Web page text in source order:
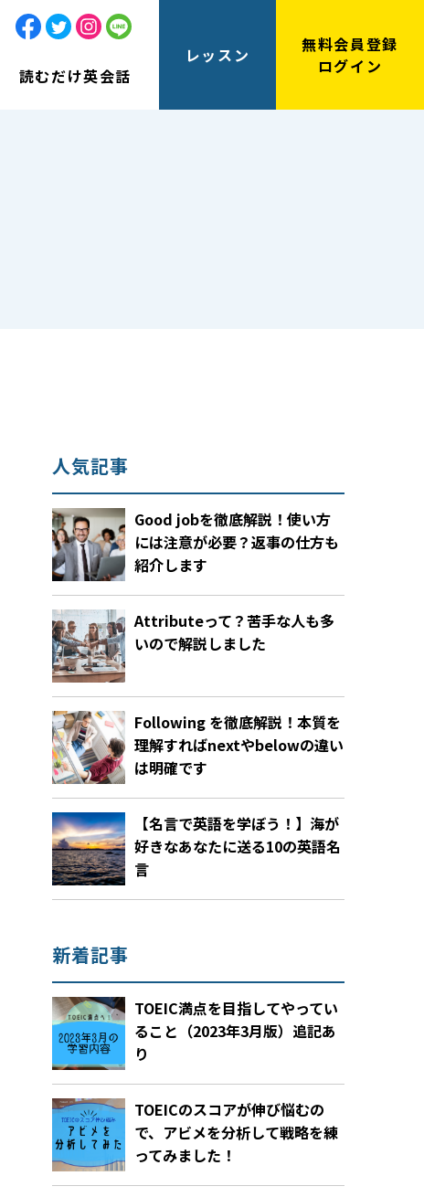
読むだけ英会話
レッスン
無料会員登録
ログイン
人気記事
Good jobを徹底解説！使い方
には注意が必要？返事の仕方も
紹介します
Attributeって？苦手な人も多
いので解説しました
Following を徹底解説！本質を
理解すればnextやbelowの違い
は明確です
【名言で英語を学ぼう！】海が
好きなあなたに送る10の英語名
言
新着記事
TOEIC満点を目指してやってい
ること（2023年3月版）追記あ
り
TOEICのスコアが伸び悩むの
で、アビメを分析して戦略を練
ってみました！